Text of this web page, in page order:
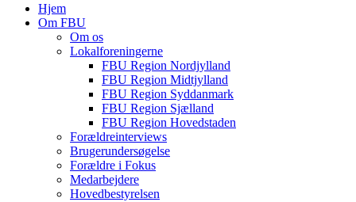
Hjem
Om FBU
Om os
Lokalforeningerne
FBU Region Nordjylland
FBU Region Midtjylland
FBU Region Syddanmark
FBU Region Sjælland
FBU Region Hovedstaden
Forældreinterviews
Brugerundersøgelse
Forældre i Fokus
Medarbejdere
Hovedbestyrelsen